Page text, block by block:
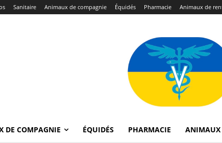
Sanitaire Animaux de compagnie Équidés Pharmacie Animaux de
DE COMPAGNIE ÉQUIDÉS PHARMACIE ANIMAUX